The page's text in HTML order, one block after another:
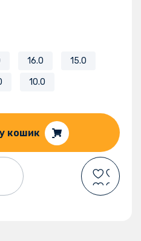
16.0 15.0
10.0
кошик